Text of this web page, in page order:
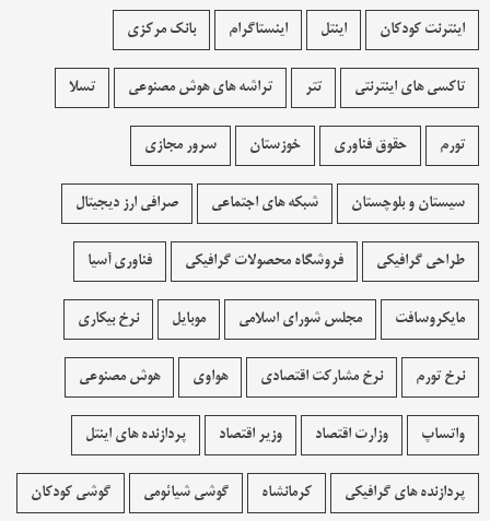
اینترنت کودکان اینتل اینستاگرام بانک مرکزی
تاکسی های اینترنتی تتر تراشه های هوش مصنوعی تسلا
تورم حقوق فناوری خوزستان سرور مجازی
سیستان و بلوچستان شبکه های اجتماعی صرافی ارز دیجیتال
طراحی گرافیکی فروشگاه محصولات گرافيکی فناوری آسیا
مایکروسافت مجلس شورای اسلامی موبایل نرخ بیکاری
نرخ تورم نرخ مشارکت اقتصادی هواوی هوش مصنوعی
واتساپ وزارت اقتصاد وزیر اقتصاد پردازنده های اینتل
پردازنده های گرافیکی کرمانشاه گوشی شیائومی گوشی کودکان